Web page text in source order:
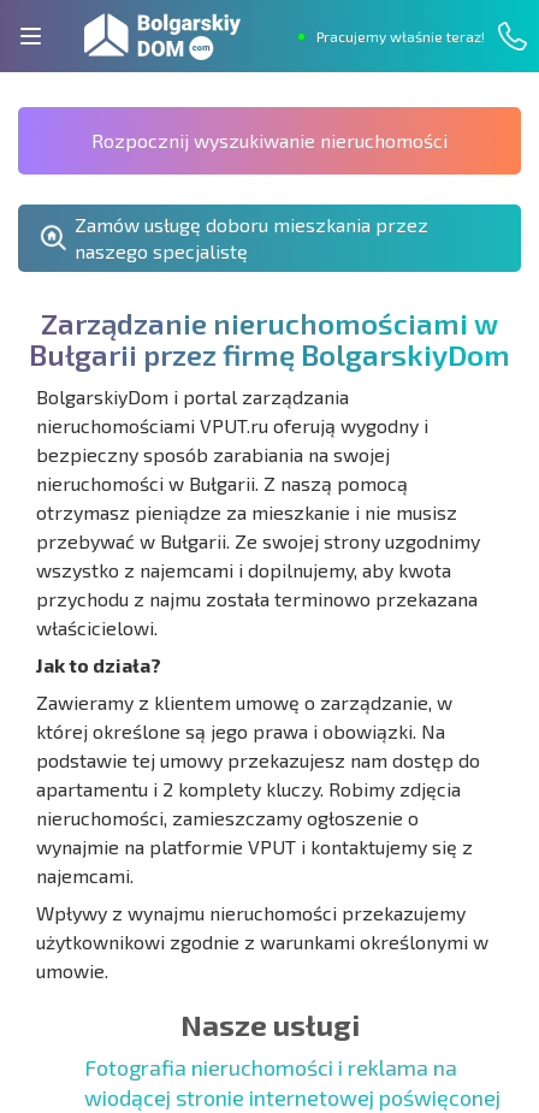
Pracujemy właśnie teraz!
Rozpocznij wyszukiwanie nieruchomości
Zamów usługę doboru mieszkania przez
naszego specjalistę
Zarządzanie nieruchomościami w
Bułgarii przez frmę BolgarskiyDom
BolgarskiyDom i portal zarządzania
nieruchomościami VPUT.ru oferują wygodny i
bezpieczny sposób zarabiania na swojej
nieruchomości w Bułgarii. Z naszą pomocą
otrzymasz pieniądze za mieszkanie i nie musisz
przebywać w Bułgarii. Ze swojej strony uzgodnimy
wszystko z najemcami i dopilnujemy, aby kwota
przychodu z najmu została terminowo przekazana
właścicielowi.
Jak to działa?
Zawieramy z klientem umowę o zarządzanie, w
której określone są jego prawa i obowiązki. Na
podstawie tej umowy przekazujesz nam dostęp do
apartamentu i 2 komplety kluczy. Robimy zdjęcia
nieruchomości, zamieszczamy ogłoszenie o
wynajmie na platformie VPUT i kontaktujemy się z
najemcami.
Wpływy z wynajmu nieruchomości przekazujemy
użytkownikowi zgodnie z warunkami określonymi w
umowie.
Nasze usługi
Fotografia nieruchomości i reklama na
wiodącej stronie internetowej poświęconej